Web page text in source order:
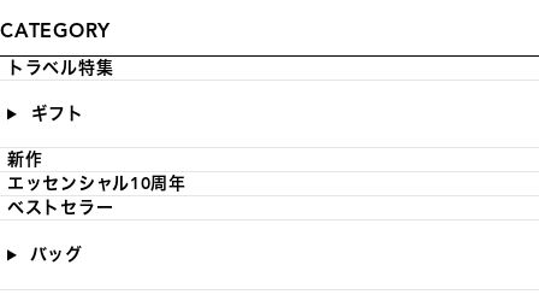
CATEGORY
トラベル特集
ギフト
新作
エッセンシャル10周年
ベストセラー
バッグ